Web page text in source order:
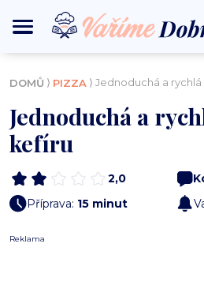
DOMŮ ⟩ PIZZA ⟩ Jednoduchá a
Jednoduchá a
kefíru
2,0
Příprava: 15 minut
Reklama